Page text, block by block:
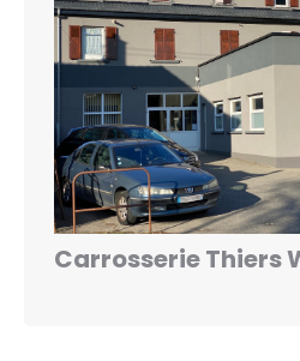
Carrosserie Thiers